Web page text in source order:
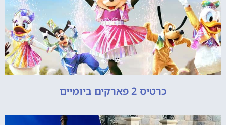
כרטיס 2 פארקים ביומיים